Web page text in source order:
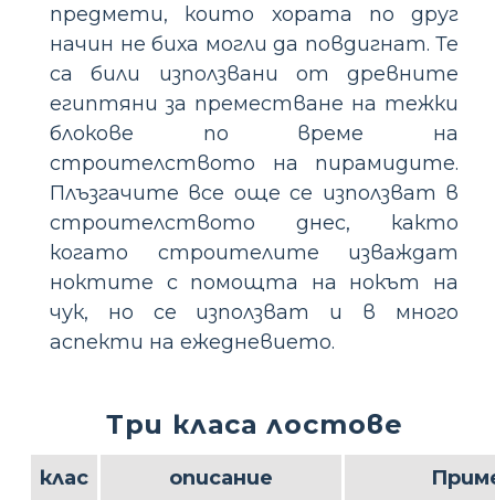
предмети, които хората по друг
начин не биха могли да повдигнат. Те
са били използвани от древните
египтяни за преместване на тежки
блокове по време на
строителството на пирамидите.
Плъзгачите все още се използват в
строителството днес, както
когато строителите изваждат
ноктите с помощта на нокът на
чук, но се използват и в много
аспекти на ежедневието.
Три класа лостове
клас описание